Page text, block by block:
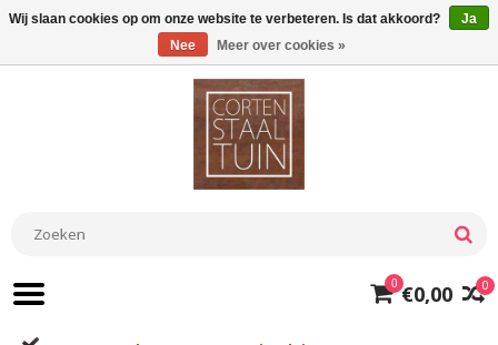
0
0 €0,00
Wij slaan cookies op om onze website te verbeteren. Is dat akkoord?
Ja
Nee
Meer over cookies »